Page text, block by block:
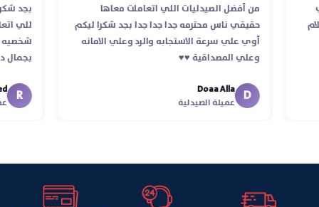
من أفضل الصيدليات اللي اتعاملت معاها
حقيقي ناس محترمه جدا جدا جدا بجد شكرا ليكم
أوي علي سرعة الاستجابه والرد وعلي الامانه
وعلي المصداقية ♥️♥️‏
D
Doaa Alla
عميلة الصيدلية
R